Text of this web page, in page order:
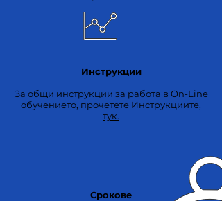
Инструкции
За общи инструкции за работа в On-Line
обучението, прочетете Инструкциите,
тук.
Срокове